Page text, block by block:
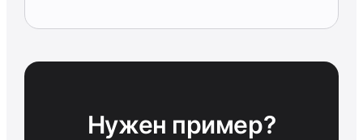
Нужен пример?